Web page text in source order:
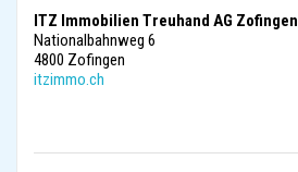
ITZ Immobilien Treuhand AG Zofingen
Nationalbahnweg 6
4800 Zofingen
itzimmo.ch